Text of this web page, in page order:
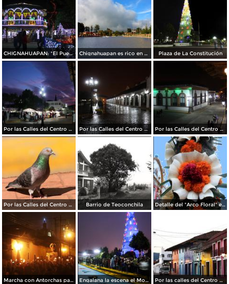
CHIGNAHUAPAN: "El Pueblo de La Esfera" Chignahuapan es rico en bellezas naturales Plaza de La Constitución
Por las Calles del Centro Histórico Por las Calles del Centro Histórico Por las Calles del Centro Histórico
Por las Calles del Centro Histórico Barrio de Teoconchila Detalle del "Arco Floral" elaborado por vecinos del Barrio de Ixtlahuaca
Marcha con Antorchas para recibir a nuestros difuntos en el mágico escenario nocturno del Río Chignahuapan Engalana la escena el Monumental Árbol de navidad Por las calles del Centro Histórico